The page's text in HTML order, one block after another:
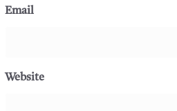
Email
Website